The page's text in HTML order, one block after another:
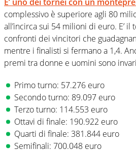
E’ uno dei tornei con un
complessivo è superiore agli 80
all’incirca sui 54 milioni di euro. E’
confronti dei vincitori che
mentre i finalisti si fermano a 1,4.
premi tra donne e uomini sono
Primo turno: 57.276 euro
Secondo turno: 89.097 euro
Terzo turno: 114.553 euro
Ottavi di finale: 190.922 euro
Quarti di finale: 381.844 euro
Semifinali: 700.048 euro